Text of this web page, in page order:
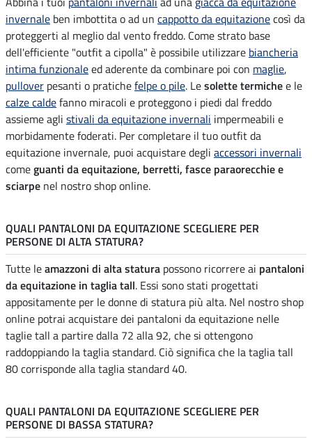
invernale ben imbottita o ad un cappotto da equitazionecosì da
proteggerti al meglio dal vento freddo. Come strato base
dell'efficiente "outfit a cipolla" è possibile utilizzare biancheria
intima funzionaleed aderente da combinare poi con maglie,
pullover pesanti o pratichefelpe o pile. Lesolette termichee le
calze caldefanno miracoli e proteggono i piedi dal freddo
assieme agli stivali da equitazione invernali impermeabili e
morbidamente foderati. Per completare il tuo outfit da
equitazione invernale, puoi acquistare degli accessori invernali
comeguanti da equitazione, berretti, fasce paraorecchie e
sciarpe nel nostro shop online.
QUALI PANTALONI DA EQUITAZIONE SCEGLIERE PER
PERSONE DI ALTA STATURA?
Tutte leamazzoni di alta statura possono ricorrere ai pantaloni
da equitazione in taglia tall. Essi sono stati progettati
appositamente per le donne di statura più alta. Nel nostro shop
online potrai acquistare dei pantaloni da equitazione nelle
taglie tall a partire dalla 72 alla 92, che si ottengono
raddoppiando la taglia standard. Ciò significa che la taglia tall
80 corrisponde alla taglia standard 40.
QUALI PANTALONI DA EQUITAZIONE SCEGLIERE PER
PERSONE DI BASSA STATURA?